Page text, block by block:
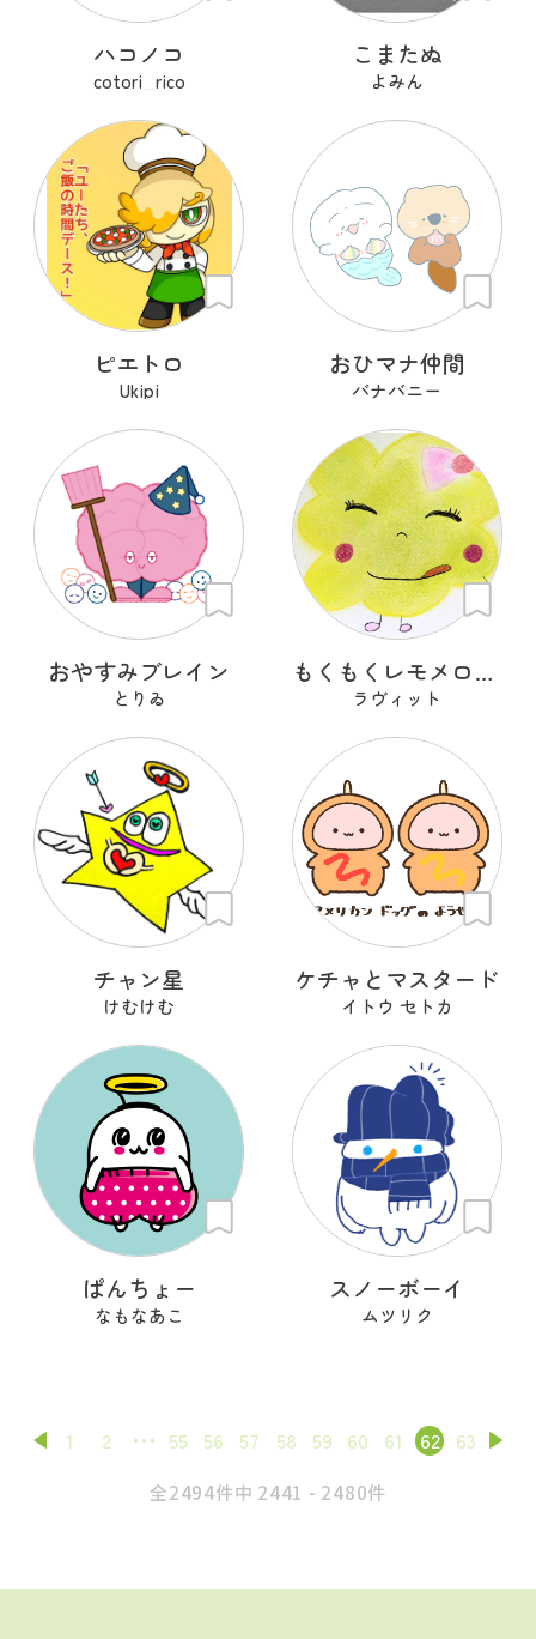
ハコノコ
cotori_rico
こまたぬ
よみん
ピエトロ
Ukipi
おひマナ仲間
バナバニー
おやすみブレイン
とりゐ
もくもくレモメロちゃん
ラヴィット
チャン星
けむけむ
ケチャとマスタード
イトウ セトカ
ぱんちょー
なもなあこ
スノーボーイ
ムツリク
1 2 55 56 57 58 59 60 61 62 63
全2494件中 2441 - 2480件